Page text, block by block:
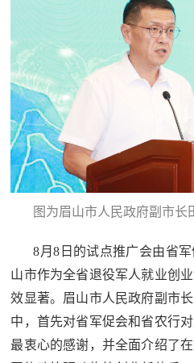
红
色
文
旅
关
于
图为眉山市人民政府副市长
8月8日的试点推广会由省
山市作为全省退役军人就业创
效显著。眉山市人民政府副市
中，首先对省军促会和省农行
最衷心的感谢，并全面介绍了